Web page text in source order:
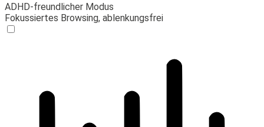
ADHD-freundlicher Modus
Fokussiertes Browsing, ablenkungsfrei